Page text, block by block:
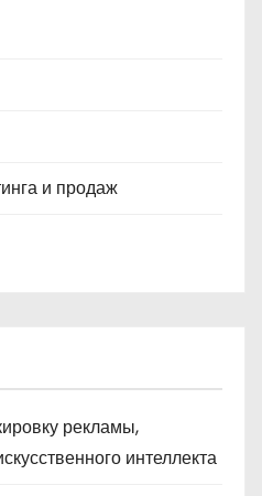
и продаж
рекламы,
интеллекта